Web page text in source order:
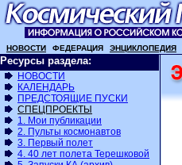
НОВОСТИ ФЕДЕРАЦИЯ ЭНЦИКЛОПЕДИЯ
Ресурсы раздела:
НОВОСТИ
КАЛЕНДАРЬ
ПРЕДСТОЯЩИЕ ПУСКИ
СПЕЦПРОЕКТЫ
1. Мои публикации
2. Пульты космонавтов
3. Первый полет
4. 40 лет полета Терешковой